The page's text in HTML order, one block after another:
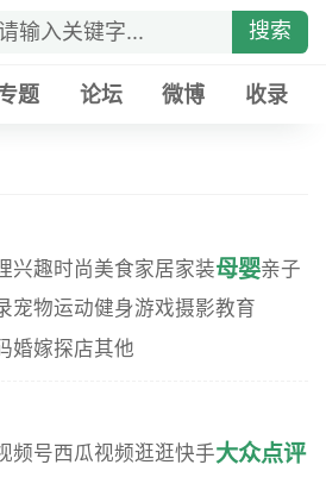
搜索
题 论坛 微博 收录
兴趣时尚美食家居家装母婴亲子
宠物运动健身游戏摄影教育
婚嫁探店其他
频号西瓜视频逛逛快手大众点评